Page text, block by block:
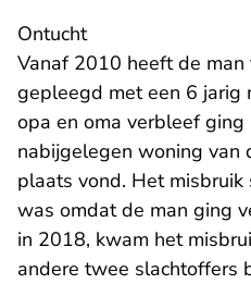
Ontucht
Vanaf 2010 heeft de
gepleegd met een 6 jarig
opa en oma verbleef ging
nabijgelegen woning van
plaats vond. Het
was omdat de man ging
in 2018, kwam het
andere twee slachtoffers